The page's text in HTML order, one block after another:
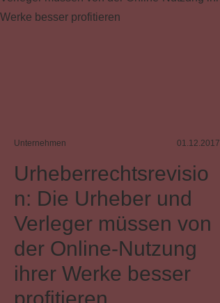
Unternehmen 01.12.2017
Urheberrechtsrevisio
n: Die Urheber und
Verleger müssen von
der Online-Nutzung
ihrer Werke besser